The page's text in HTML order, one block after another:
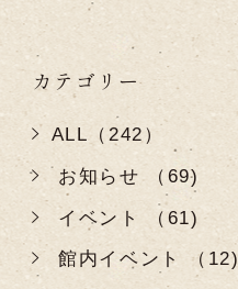
カテゴリー
ALL（242）
お知らせ （69)
イベント （61)
館内イベント （12)